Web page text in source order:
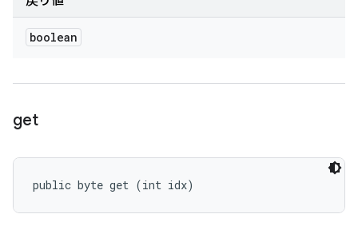
boolean
get
public byte get (int idx)